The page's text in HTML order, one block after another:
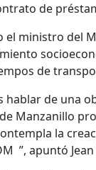
de
ministro del
de
hablar de una
Manzanillo
la
”, apuntó